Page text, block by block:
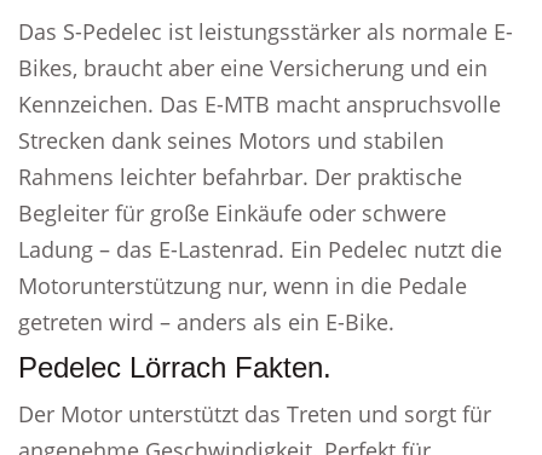
Das S-Pedelec ist leistungsstärker als normale E-
Bikes, braucht aber eine Versicherung und ein
Kennzeichen. Das E-MTB macht anspruchsvolle
Strecken dank seines Motors und stabilen
Rahmens leichter befahrbar. Der praktische
Begleiter für große Einkäufe oder schwere
Ladung – das E-Lastenrad. Ein Pedelec nutzt die
Motorunterstützung nur, wenn in die Pedale
getreten wird – anders als ein E-Bike.
Pedelec Lörrach Fakten.
Der Motor unterstützt das Treten und sorgt für